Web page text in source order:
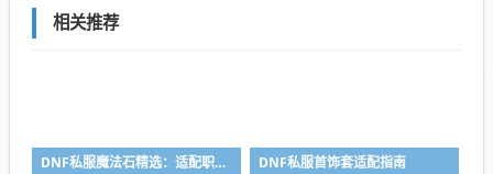
相关推荐
DNF私服魔法石精选：适配职业为王 DNF私服首饰套适配指南